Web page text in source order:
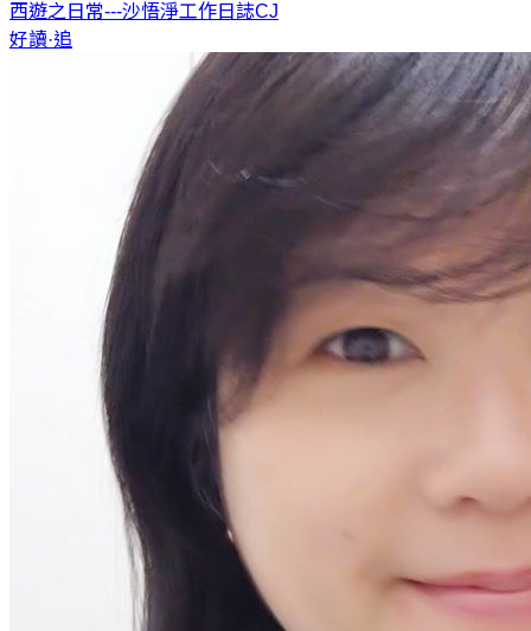
西遊之日常---沙悟淨工作日誌CJ
好讀·追